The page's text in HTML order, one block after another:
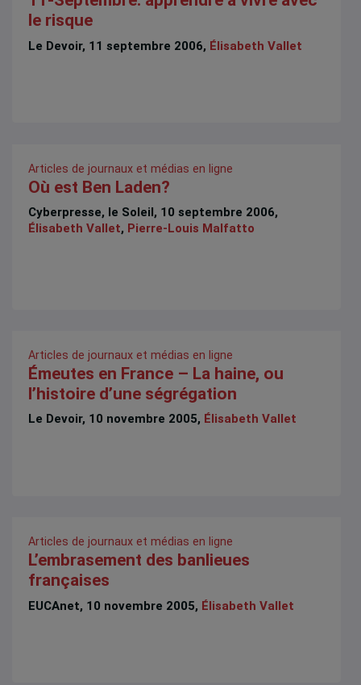
le risque
Le Devoir, 11 septembre 2006, Élisabeth Vallet
Articles de journaux et médias en ligne
Où est Ben Laden?
Cyberpresse, le Soleil, 10 septembre 2006,
Élisabeth Vallet, Pierre-Louis Malfatto
Articles de journaux et médias en ligne
Émeutes en France – La haine, ou
l’histoire d’une ségrégation
Le Devoir, 10 novembre 2005, Élisabeth Vallet
Articles de journaux et médias en ligne
L’embrasement des banlieues
françaises
EUCAnet, 10 novembre 2005, Élisabeth Vallet